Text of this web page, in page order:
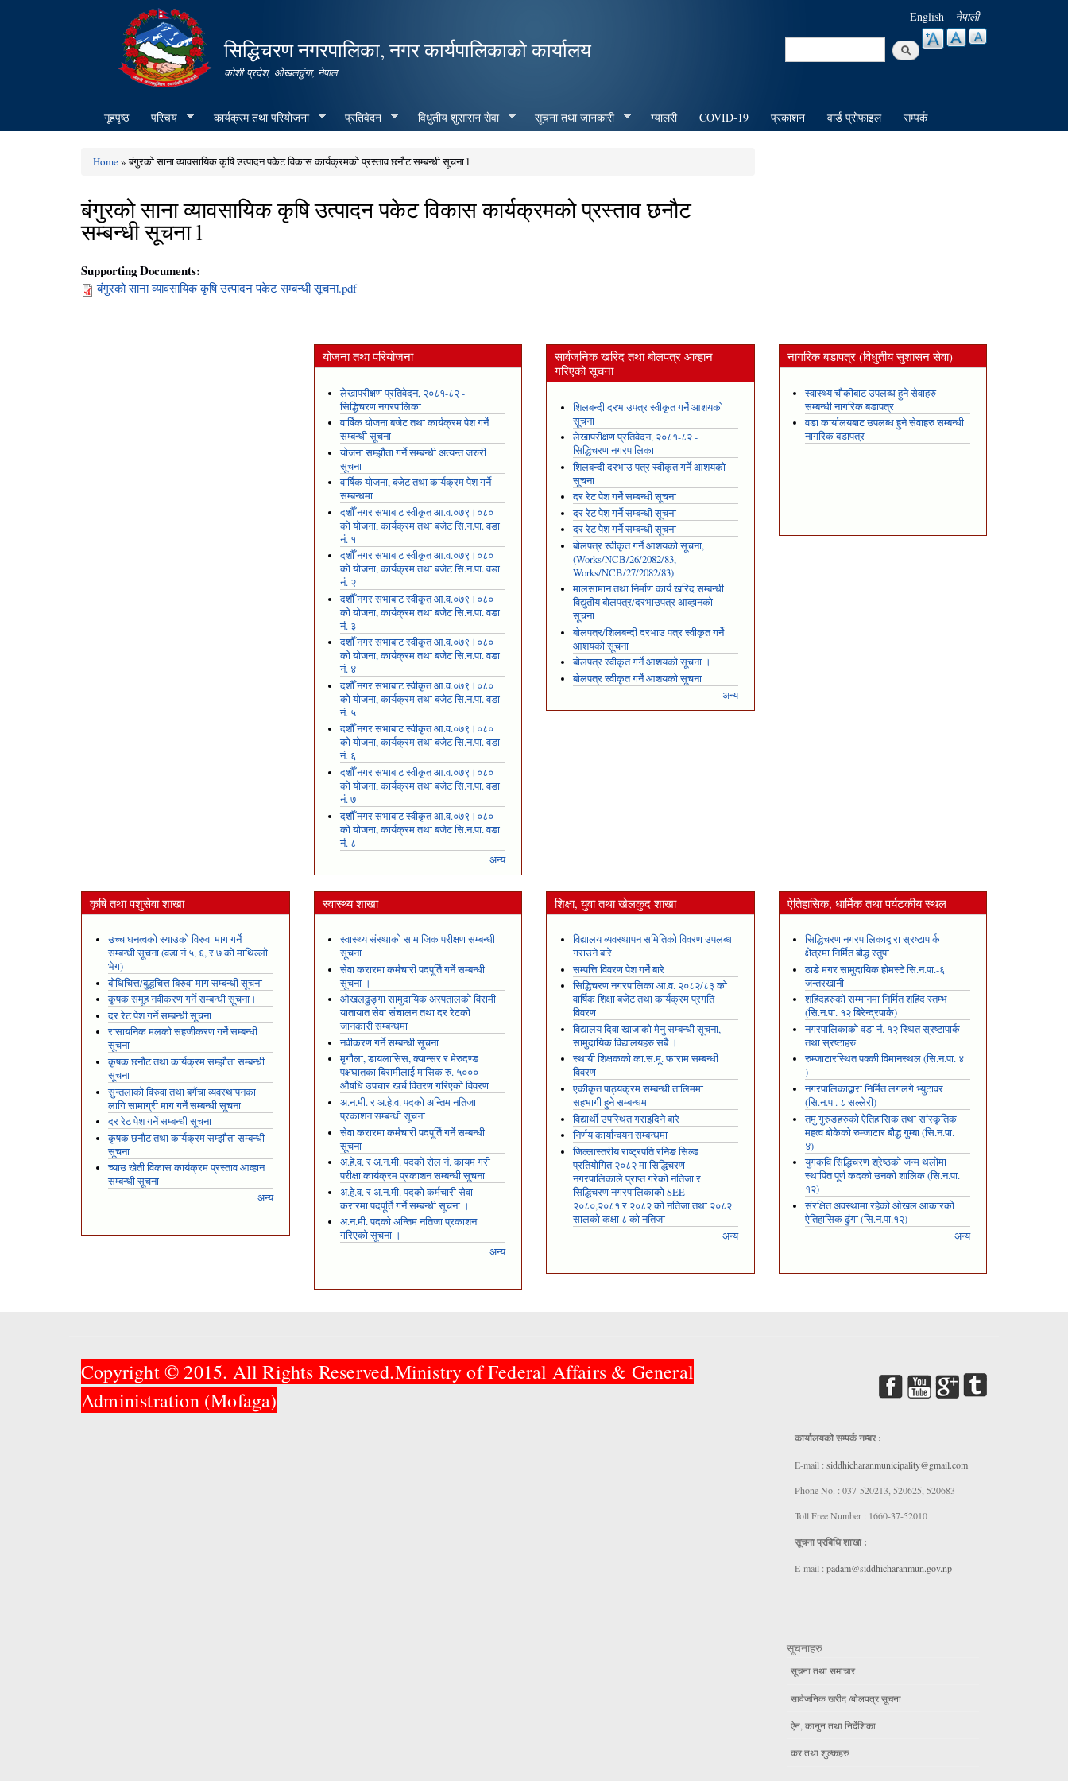
content
सिद्धिचरण नगरपालिका, नगर कार्यपालिकाको कार्यालय
कोशी प्रदेश, ओखलढुंगा, नेपाल
English नेपाली
Search
गृहपृष्ठ परिचय कार्यक्रम तथा परियोजना प्रतिवेदन विधुतीय शुसासन सेवा सूचना तथा जानकारी ग्यालरी COVID-19 प्रकाशन वार्ड प्रोफाइल सम्पर्क
You are here
Home» बंगुरको साना व्यावसायिक कृषि उत्पादन पकेट विकास कार्यक्रमको प्रस्ताव छनौट सम्बन्धी सूचना l
बंगुरको साना व्यावसायिक कृषि उत्पादन पकेट विकास कार्यक्रमको प्रस्ताव छनौट
सम्बन्धी सूचना l
Supporting Documents:
बंगुरको साना व्यावसायिक कृषि उत्पादन पकेट सम्बन्धी सूचना.pdf
योजना तथा परियोजना
लेखापरीक्षण प्रतिवेदन, २०८१-८२ -
सिद्धिचरण नगरपालिका
वार्षिक योजना बजेट तथा कार्यक्रम पेश गर्ने
सम्बन्धी सूचना
योजना सम्झौता गर्ने सम्बन्धी अत्यन्त जरुरी
सूचना
वार्षिक योजना, बजेट तथा कार्यक्रम पेश गर्ने
सम्बन्धमा
दशौँ नगर सभाबाट स्वीकृत आ.व.०७९।०८०
को योजना, कार्यक्रम तथा बजेट सि.न.पा. वडा
नं. १
दशौँ नगर सभाबाट स्वीकृत आ.व.०७९।०८०
को योजना, कार्यक्रम तथा बजेट सि.न.पा. वडा
नं. २
दशौँ नगर सभाबाट स्वीकृत आ.व.०७९।०८०
को योजना, कार्यक्रम तथा बजेट सि.न.पा. वडा
नं. ३
दशौँ नगर सभाबाट स्वीकृत आ.व.०७९।०८०
को योजना, कार्यक्रम तथा बजेट सि.न.पा. वडा
नं. ४
दशौँ नगर सभाबाट स्वीकृत आ.व.०७९।०८०
को योजना, कार्यक्रम तथा बजेट सि.न.पा. वडा
नं. ५
दशौँ नगर सभाबाट स्वीकृत आ.व.०७९।०८०
को योजना, कार्यक्रम तथा बजेट सि.न.पा. वडा
नं. ६
दशौँ नगर सभाबाट स्वीकृत आ.व.०७९।०८०
को योजना, कार्यक्रम तथा बजेट सि.न.पा. वडा
नं. ७
दशौँ नगर सभाबाट स्वीकृत आ.व.०७९।०८०
को योजना, कार्यक्रम तथा बजेट सि.न.पा. वडा
नं. ८
अन्य
सार्वजनिक खरिद तथा बोलपत्र आव्हान
गरिएको सूचना
शिलबन्दी दरभाउपत्र स्वीकृत गर्ने आशयको
सूचना
लेखापरीक्षण प्रतिवेदन, २०८१-८२ -
सिद्धिचरण नगरपालिका
शिलबन्दी दरभाउ पत्र स्वीकृत गर्ने आशयको
सूचना
दर रेट पेश गर्ने सम्बन्धी सूचना
दर रेट पेश गर्ने सम्बन्धी सूचना
दर रेट पेश गर्ने सम्बन्धी सूचना
बोलपत्र स्वीकृत गर्ने आशयको सूचना,
(Works/NCB/26/2082/83,
Works/NCB/27/2082/83)
मालसामान तथा निर्माण कार्य खरिद सम्बन्धी
विद्युतीय बोलपत्र/दरभाउपत्र आव्हानको
सूचना
बोलपत्र/शिलबन्दी दरभाउ पत्र स्वीकृत गर्ने
आशयको सूचना
बोलपत्र स्वीकृत गर्ने आशयको सूचना ।
बोलपत्र स्वीकृत गर्ने आशयको सूचना
अन्य
नागरिक बडापत्र (विधुतीय सुशासन सेवा)
स्वास्थ्य चौकीबाट उपलब्ध हुने सेवाहरु
सम्बन्धी नागरिक बडापत्र
वडा कार्यालयबाट उपलब्ध हुने सेवाहरु सम्बन्धी
नागरिक बडापत्र
कृषि तथा पशुसेवा शाखा
उच्च घनत्वको स्याउको विरुवा माग गर्ने
सम्बन्धी सूचना (वडा नं ५, ६, र ७ को माथिल्लो
भेग)
बोधिचित्त/बुद्धचित्त बिरुवा माग सम्बन्धी सूचना
कृषक समूह नवीकरण गर्ने सम्बन्धी सूचना।
दर रेट पेश गर्ने सम्बन्धी सूचना
रासायनिक मलको सहजीकरण गर्ने सम्बन्धी
सूचना
कृषक छनौट तथा कार्यक्रम सम्झौता सम्बन्धी
सूचना
सुन्तलाको विरुवा तथा बगैंचा व्यवस्थापनका
लागि सामाग्री माग गर्ने सम्बन्धी सूचना
दर रेट पेश गर्ने सम्बन्धी सूचना
कृषक छनौट तथा कार्यक्रम सम्झौता सम्बन्धी
सूचना
च्याउ खेती विकास कार्यक्रम प्रस्ताव आव्हान
सम्बन्धी सूचना
अन्य
स्वास्थ्य शाखा
स्वास्थ्य संस्थाको सामाजिक परीक्षण सम्बन्धी
सूचना
सेवा करारमा कर्मचारी पदपूर्ति गर्ने सम्बन्धी
सूचना ।
ओखलढुङ्गा सामुदायिक अस्पतालको विरामी
यातायात सेवा संचालन तथा दर रेटको
जानकारी सम्बन्धमा
नवीकरण गर्ने सम्बन्धी सूचना
मृगौला, डायलासिस, क्यान्सर र मेरुदण्ड
पक्षघातका बिरामीलाई मासिक रु. ५०००
औषधि उपचार खर्च वितरण गरिएको विवरण
अ.न.मी. र अ.हे.व. पदको अन्तिम नतिजा
प्रकाशन सम्बन्धी सूचना
सेवा करारमा कर्मचारी पदपूर्ति गर्ने सम्बन्धी
सूचना
अ.हे.व. र अ.न.मी. पदको रोल नं. कायम गरी
परीक्षा कार्यक्रम प्रकाशन सम्बन्धी सूचना
अ.हे.व. र अ.न.मी. पदको कर्मचारी सेवा
करारमा पदपूर्ति गर्ने सम्बन्धी सूचना ।
अ.न.मी. पदको अन्तिम नतिजा प्रकाशन
गरिएको सूचना ।
अन्य
शिक्षा, युवा तथा खेलकुद शाखा
विद्यालय व्यवस्थापन समितिको विवरण उपलब्ध
गराउने बारे
सम्पत्ति विवरण पेश गर्ने बारे
सिद्धिचरण नगरपालिका आ.व. २०८२/८३ को
वार्षिक शिक्षा बजेट तथा कार्यक्रम प्रगति
विवरण
विद्यालय दिवा खाजाको मेनु सम्बन्धी सूचना,
सामुदायिक विद्यालयहरु सबै ।
स्थायी शिक्षकको का.स.मू. फाराम सम्बन्धी
विवरण
एकीकृत पाठ्यक्रम सम्बन्धी तालिममा
सहभागी हुने सम्बन्धमा
विद्यार्थी उपस्थित गराइदिने बारे
निर्णय कार्यान्वयन सम्बन्धमा
जिल्लास्तरीय राष्ट्रपति रनिङ सिल्ड
प्रतियोगित २०८२ मा सिद्धिचरण
नगरपालिकाले प्राप्त गरेकाे नतिजा र
सिद्धिचरण नगरपालिकाको SEE
२०८०,२०८१ र २०८२ को नतिजा तथा २०८२
सालको कक्षा ८ को नतिजा
अन्य
ऐतिहासिक, धार्मिक तथा पर्यटकीय स्थल
सिद्धिचरण नगरपालिकाद्वारा स्रष्टापार्क
क्षेत्रमा निर्मित बौद्ध स्तुपा
ठाडे मगर सामुदायिक होमस्टे सि.न.पा.-६
जन्तरखानी
शहिदहरुको सम्मानमा निर्मित शहिद स्तम्भ
(सि.न.पा. १२ बिरेन्द्रपार्क)
नगरपालिकाको वडा नं. १२ स्थित स्रष्टापार्क
तथा स्रष्टाहरु
रुम्जाटारस्थित पक्की विमानस्थल (सि.न.पा. ४
)
नगरपालिकाद्वारा निर्मित लगलगे भ्युटावर
(सि.न.पा. ८ सल्लेरी)
तमु गुरुङहरुको ऐतिहासिक तथा सांस्कृतिक
महत्व बोकेको रुम्जाटार बौद्ध गुम्बा (सि.न.पा.
४)
युगकवि सिद्धिचरण श्रेष्ठको जन्म थलोमा
स्थापित पूर्ण कदको उनको शालिक (सि.न.पा.
१२)
संरक्षित अवस्थामा रहेको ओखल आकारको
ऐतिहासिक ढुंगा (सि.न.पा.१२)
अन्य
Copyright © 2015. All Rights Reserved.Ministry of Federal Affairs & General
Administration (Mofaga)
कार्यालयकाे सम्पर्क नम्बर :
E-mail : siddhicharanmunicipality@gmail.com
Phone No. : 037-520213, 520625, 520683
Toll Free Number : 1660-37-52010
सूचना प्रबिधि शाखा :
E-mail : padam@siddhicharanmun.gov.np
सूचनाहरु
सूचना तथा समाचार
सार्वजनिक खरीद /बोलपत्र सूचना
ऐन, कानुन तथा निर्देशिका
कर तथा शुल्कहरु